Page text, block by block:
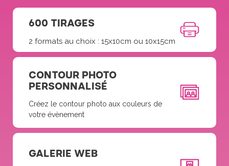
600 TIRAGES
2 formats au choix : 15x10cm ou 10x15cm
CONTOUR PHOTO
PERSONNALISÉ
Créez le contour photo aux couleurs de
votre évènement
GALERIE WEB